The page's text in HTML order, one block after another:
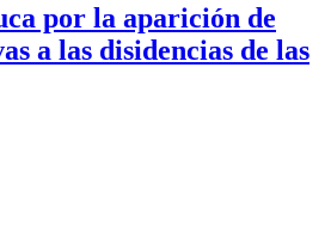
por la aparición de
a las disidencias de las